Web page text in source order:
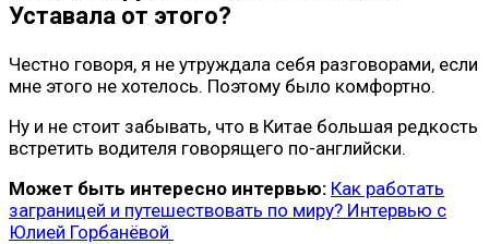
Уставала от этого?
Честно говоря, я не утруждала себя разговорами, если
мне этого не хотелось. Поэтому было комфортно.
Ну и не стоит забывать, что в Китае большая редкость
встретить водителя говорящего по-английски.
Может быть интересно интервью: Как работать
заграницей и путешествовать по миру? Интервью с
Юлией Горбанёвой